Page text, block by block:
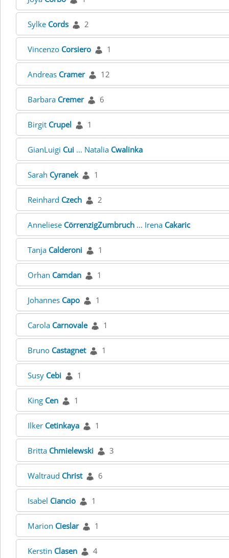
Sylke Cords 2
Vincenzo Corsiero 1
Andreas Cramer 12
Barbara Cremer 6
Birgit Crupel 1
GianLuigi Cui ... Natalia Cwalinka
Sarah Cyranek 1
Reinhard Czech 2
Anneliese CörrenzigZumbruch ... Irena Cakaric
Tanja Calderoni 1
Orhan Camdan 1
Johannes Capo 1
Carola Carnovale 1
Bruno Castagnet 1
Susy Cebi 1
King Cen 1
Ilker Cetinkaya 1
Britta Chmielewski 3
Waltraud Christ 6
Isabel Ciancio 1
Marion Cieslar 1
Kerstin Clasen 4